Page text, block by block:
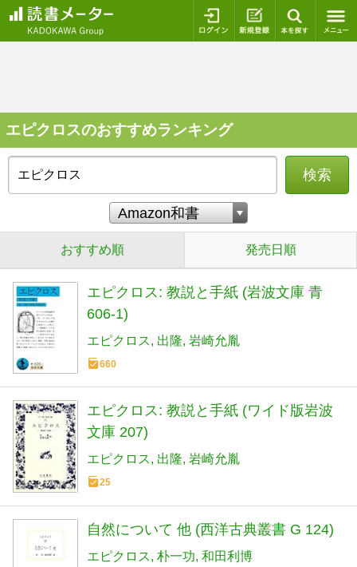
ログイン 新規登録
エピクロスのおすすめランキング
検索
おすすめ順 発売日順
エピクロス: 教説と手紙 (岩波文庫 青
606-1)
エピクロス 出隆 岩崎允胤
660
エピクロス: 教説と手紙 (ワイド版岩波
文庫 207)
エピクロス 出隆 岩崎允胤
25
自然について 他 (西洋古典叢書 G 124)
エピクロス 朴一功 和田利博